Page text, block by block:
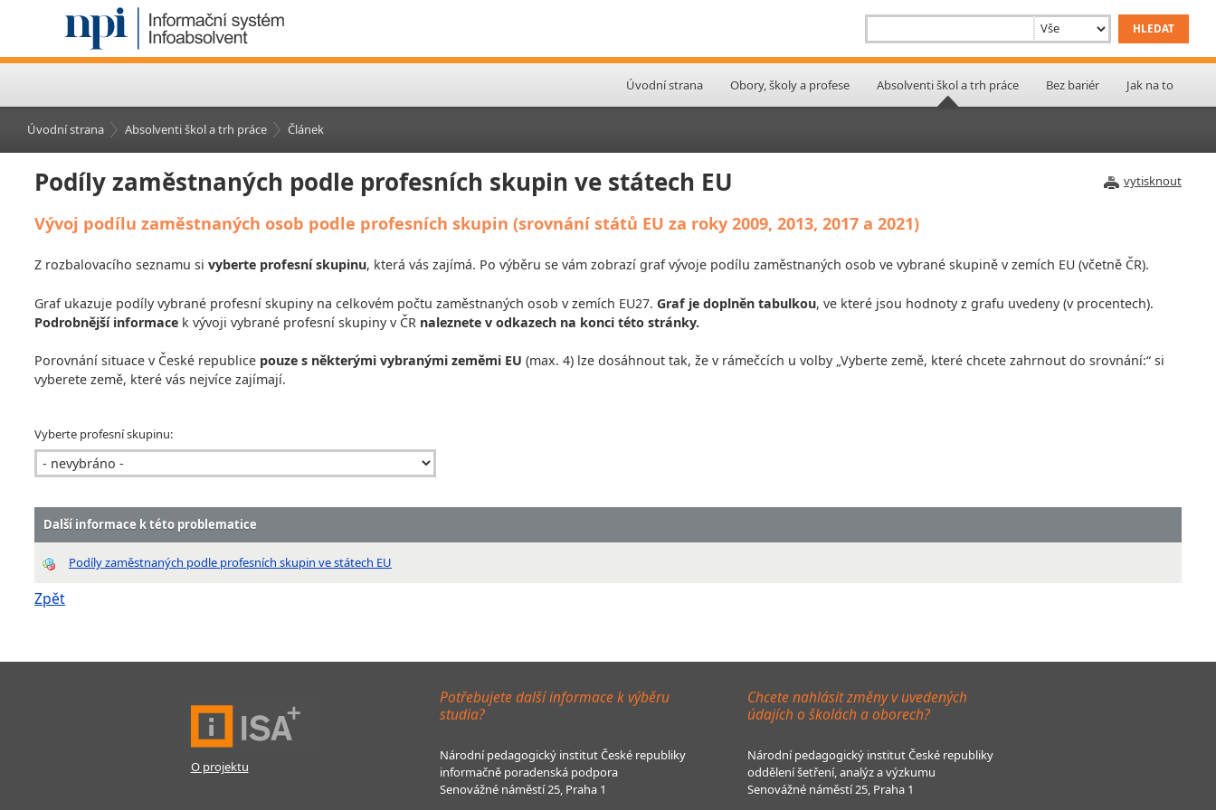
Úvodní strana Obory, školy a profese Absolventi škol a trh práce Bez bariér Jak na to
Úvodní strana Absolventi škol a trh práce Článek
vytisknout
Podíly zaměstnaných podle profesních skupin ve státech EU
Vývoj podílu zaměstnaných osob podle profesních skupin (srovnání států EU za roky 2009, 2013, 2017 a 2021)
Z rozbalovacího seznamu si vyberte profesní skupinu, která vás zajímá. Po výběru se vám zobrazí graf vývoje podílu zaměstnaných osob ve vybrané skupině v zemích EU (včetně ČR).
Graf ukazuje podíly vybrané profesní skupiny na celkovém počtu zaměstnaných osob v zemích EU27. Graf je doplněn tabulkou, ve které jsou hodnoty z grafu uvedeny (v procentech).
Podrobnější informace k vývoji vybrané profesní skupiny v ČR naleznete v odkazech na konci této stránky.
Porovnání situace v České republice pouze s některými vybranými zeměmi EU (max. 4) lze dosáhnout tak, že v rámečcích u volby „Vyberte země, které chcete zahrnout do srovnání:“ si
vyberete země, které vás nejvíce zajímají.
Vyberte profesní skupinu:
Další informace k této problematice
Podíly zaměstnaných podle profesních skupin ve státech EU
Zpět
O projektu
Potřebujete další informace k výběru
studia?
Národní pedagogický institut České republiky
informačně poradenská podpora
Senovážné náměstí 25, Praha 1
Chcete nahlásit změny v uvedených
údajích o školách a oborech?
Národní pedagogický institut České republiky
oddělení šetření, analýz a výzkumu
Senovážné náměstí 25, Praha 1